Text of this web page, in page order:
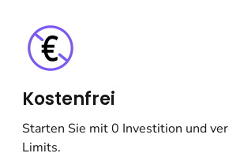
Kostenfrei
Starten Sie mit 0 Investition und
Limits.